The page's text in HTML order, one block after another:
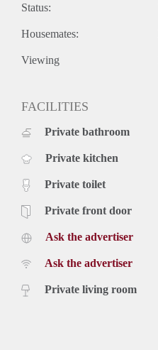
Status:
Housemates:
Viewing
FACILITIES
Private bathroom
Private kitchen
Private toilet
Private front door
Ask the advertiser
Ask the advertiser
Private living room